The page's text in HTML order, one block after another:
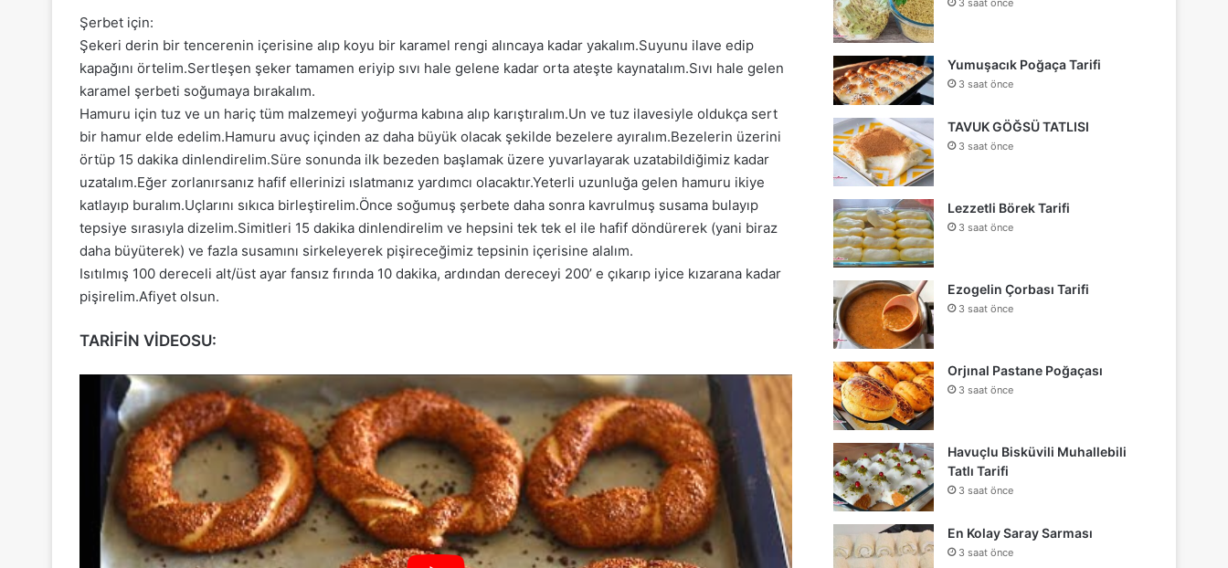
Şerbet için:
Şekeri derin bir tencerenin içerisine alıp koyu bir karamel rengi alıncaya kadar yakalım.Suyunu ilave edip
kapağını örtelim.Sertleşen şeker tamamen eriyip sıvı hale gelene kadar orta ateşte kaynatalım.Sıvı hale gelen
karamel şerbeti soğumaya bırakalım.
Hamuru için tuz ve un hariç tüm malzemeyi yoğurma kabına alıp karıştıralım.Un ve tuz ilavesiyle oldukça sert
bir hamur elde edelim.Hamuru avuç içinden az daha büyük olacak şekilde bezelere ayıralım.Bezelerin üzerini
örtüp 15 dakika dinlendirelim.Süre sonunda ilk bezeden başlamak üzere yuvarlayarak uzatabildiğimiz kadar
uzatalım.Eğer zorlanırsanız hafif ellerinizi ıslatmanız yardımcı olacaktır.Yeterli uzunluğa gelen hamuru ikiye
katlayıp buralım.Uçlarını sıkıca birleştirelim.Önce soğumuş şerbete daha sonra kavrulmuş susama bulayıp
tepsiye sırasıyla dizelim.Simitleri 15 dakika dinlendirelim ve hepsini tek tek el ile hafif döndürerek (yani biraz
daha büyüterek) ve fazla susamını sirkeleyerek pişireceğimiz tepsinin içerisine alalım.
Isıtılmış 100 dereceli alt/üst ayar fansız fırında 10 dakika, ardından dereceyi 200’ e çıkarıp iyice kızarana kadar
pişirelim.Afiyet olsun.
TARİFİN VİDEOSU:
3 saat önce
Yumuşacık Poğaça Tarifi
3 saat önce
TAVUK GÖĞSÜ TATLISI
3 saat önce
Lezzetli Börek Tarifi
3 saat önce
Ezogelin Çorbası Tarifi
3 saat önce
Orjınal Pastane Poğaçası
3 saat önce
Havuçlu Bisküvili Muhallebili
Tatlı Tarifi
3 saat önce
En Kolay Saray Sarması
3 saat önce